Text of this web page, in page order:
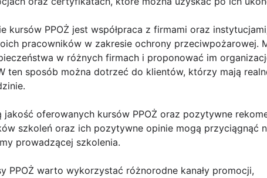
kursów PPOŻ jest współpraca z firmami oraz
pracowników w zakresie ochrony przeciwpożarowej.
w różnych firmach i proponować im
ten sposób można dotrzeć do klientów, którzy mają
oferowanych kursów PPOŻ oraz pozytywne
szkoleń oraz ich pozytywne opinie mogą przyciągnąć
prowadzącej szkolenia.
PPOŻ warto wykorzystać różnorodne kanały promocji,